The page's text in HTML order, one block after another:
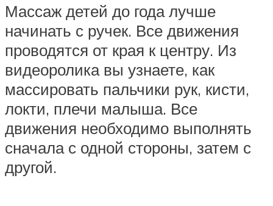
Массаж детей до года лучше
начинать с ручек. Все движения
проводятся от края к центру. Из
видеоролика вы узнаете, как
массировать пальчики рук, кисти,
локти, плечи малыша. Все
движения необходимо выполнять
сначала с одной стороны, затем с
другой.